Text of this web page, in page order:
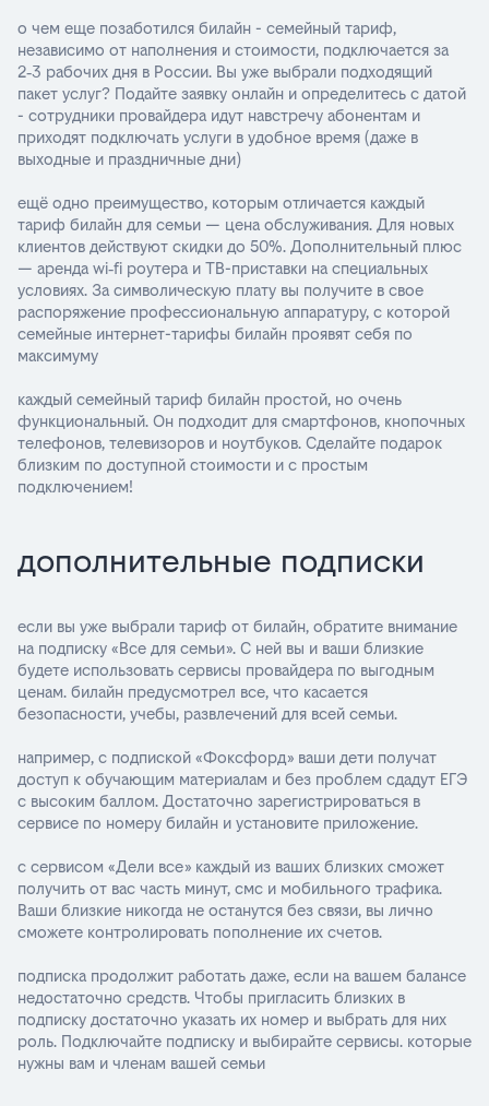
о чем еще позаботился билайн - семейный тариф,
независимо от наполнения и стоимости, подключается за
2‑3 рабочих дня в России. Вы уже выбрали подходящий
пакет услуг? Подайте заявку онлайн и определитесь с датой
- сотрудники провайдера идут навстречу абонентам и
приходят подключать услуги в удобное время (даже в
выходные и праздничные дни)
ещё одно преимущество, которым отличается каждый
тариф билайн для семьи — цена обслуживания. Для новых
клиентов действуют скидки до 50%. Дополнительный плюс
— аренда wi‑fi роутера и ТВ-приставки на специальных
условиях. За символическую плату вы получите в свое
распоряжение профессиональную аппаратуру, с которой
семейные интернет-тарифы билайн проявят себя по
максимуму
каждый семейный тариф билайн простой, но очень
функциональный. Он подходит для смартфонов, кнопочных
телефонов, телевизоров и ноутбуков. Сделайте подарок
близким по доступной стоимости и с простым
подключением!
дополнительные подписки
если вы уже выбрали тариф от билайн, обратите внимание
на подписку «Все для семьи». С ней вы и ваши близкие
будете использовать сервисы провайдера по выгодным
ценам. билайн предусмотрел все, что касается
безопасности, учебы, развлечений для всей семьи.
например, с подпиской «Фоксфорд» ваши дети получат
доступ к обучающим материалам и без проблем сдадут ЕГЭ
с высоким баллом. Достаточно зарегистрироваться в
сервисе по номеру билайн и установите приложение.
с сервисом «Дели все» каждый из ваших близких сможет
получить от вас часть минут, смс и мобильного трафика.
Ваши близкие никогда не останутся без связи, вы лично
сможете контролировать пополнение их cчетов.
подписка продолжит работать даже, если на вашем балансе
недостаточно средств. Чтобы пригласить близких в
подписку достаточно указать их номер и выбрать для них
роль. Подключайте подписку и выбирайте сервисы. которые
нужны вам и членам вашей семьи